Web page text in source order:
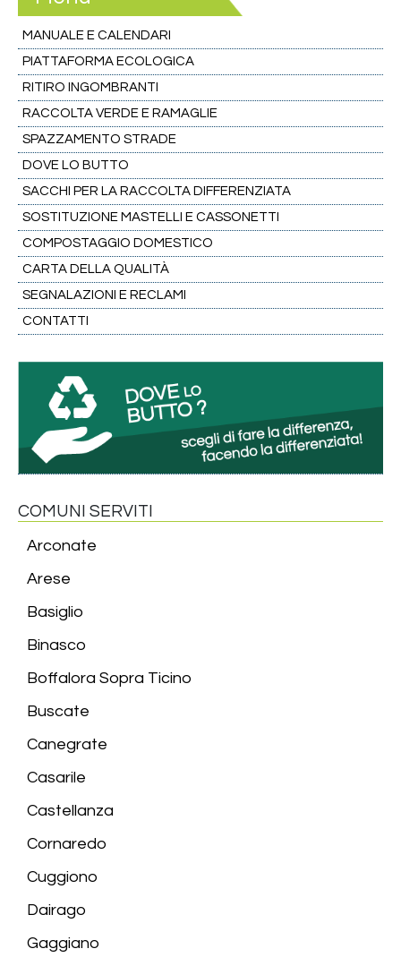
MANUALE E CALENDARI
PIATTAFORMA ECOLOGICA
RITIRO INGOMBRANTI
RACCOLTA VERDE E RAMAGLIE
SPAZZAMENTO STRADE
DOVE LO BUTTO
SACCHI PER LA RACCOLTA DIFFERENZIATA
SOSTITUZIONE MASTELLI E CASSONETTI
COMPOSTAGGIO DOMESTICO
CARTA DELLA QUALITÀ
SEGNALAZIONI E RECLAMI
CONTATTI
COMUNI SERVITI
Arconate
Arese
Basiglio
Binasco
Boffalora Sopra Ticino
Buscate
Canegrate
Casarile
Castellanza
Cornaredo
Cuggiono
Dairago
Gaggiano